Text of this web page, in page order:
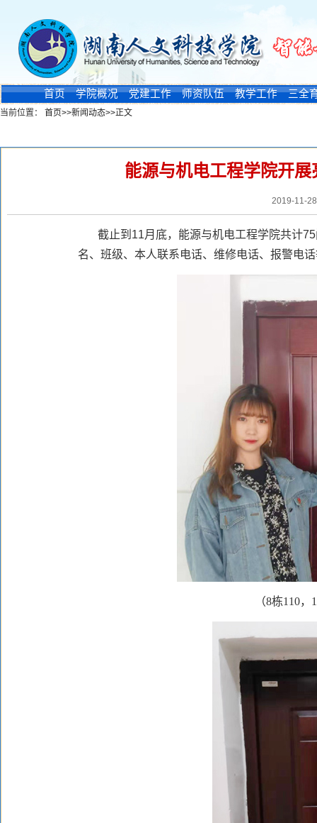
首页 学院概况 党建工作 师资队伍 教学工作 三全
当前位置： 首页>>新闻动态>>正文
能源与机电工程学院开
2019-11-
截止到11月底，能源与机电工程学院共计
名、班级、本人联系电话、维修电话、报警电
（8栋110，